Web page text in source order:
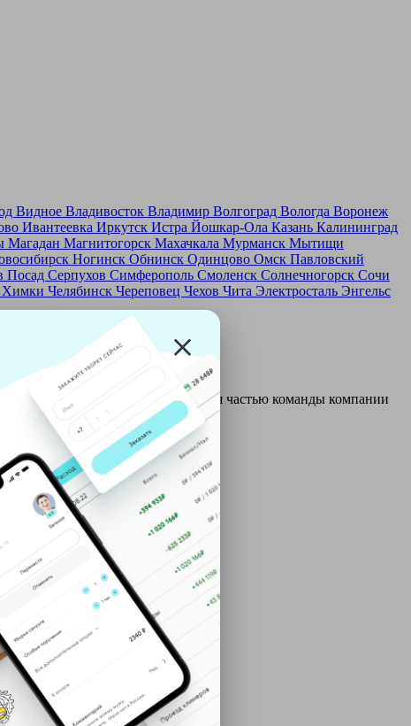
Видное Владивосток Владимир Волгоград Вологда Воронеж
Ивантеевка Иркутск Истра Йошкар-Ола Казань Калининград
Магадан Магнитогорск Махачкала Мурманск Мытищи
Ногинск Обнинск Одинцово Омск Павловский
Посад Серпухов Симферополь Смоленск Солнечногорск Сочи
Химки Челябинск Череповец Чехов Чита Электросталь Энгельс
и только после этого становятся частью команды компании